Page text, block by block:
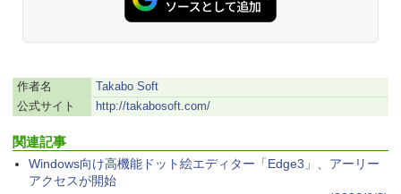
定バーチャルアイテムを含む】 【オンラ
￥1,600
定バーチャルアイテムを含む】 【オンラ
インゲームコード】 ロブロックス | オン
ClaudeCode いちばんやさしい 教科書:
非エンジニア 初心者 素人 でも安心 使い
めのAIコーディング入門シリーズ
Kindle Paperwhite シグニチャーエディ
ブラック
￥27,980
Amazon Kindle Paperwhite (16GB) 7イ
作者名
Takabo Soft
公式サイト
http://takabosoft.com/
関連記事
Windows向け高機能ドット絵エディター「Edge3」、アーリー
アクセスが開始